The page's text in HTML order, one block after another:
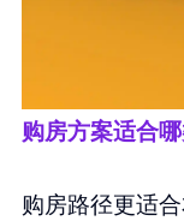
购房方案适合
购房路径更适